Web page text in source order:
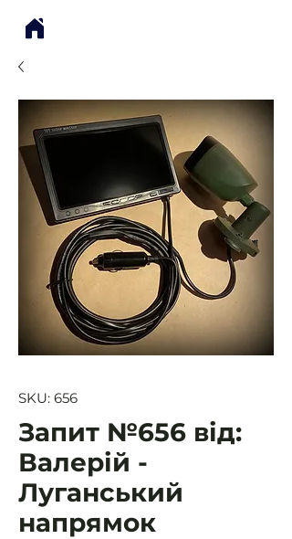
SKU: 656
Запит №656 від:
Валерій -
Луганський
напрямок